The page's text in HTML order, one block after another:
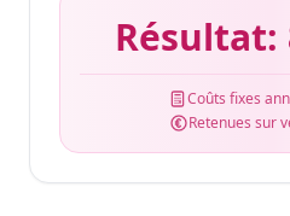
Résultat:
Coûts fixes
Retenues sur